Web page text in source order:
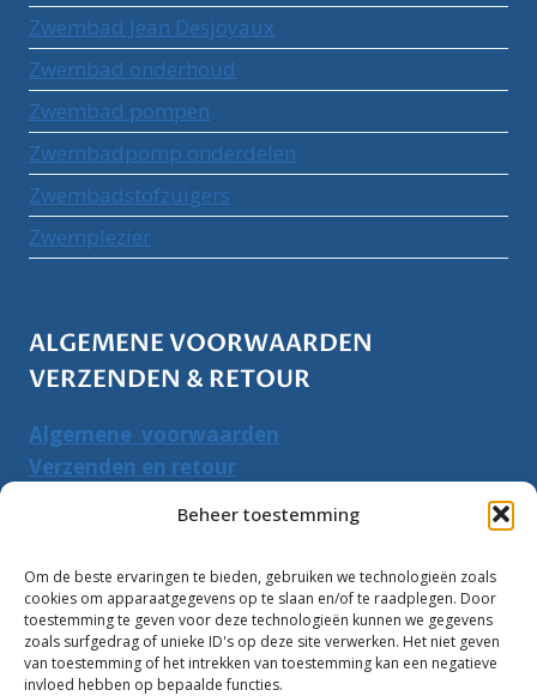
Beheer toestemming
Om de beste ervaringen te bieden, gebruiken we technologieën zoals
cookies om apparaatgegevens op te slaan en/of te raadplegen. Door
toestemming te geven voor deze technologieën kunnen we gegevens
zoals surfgedrag of unieke ID's op deze site verwerken. Het niet geven
van toestemming of het intrekken van toestemming kan een negatieve
invloed hebben op bepaalde functies.
Zwembad Jean Desjoyaux
Zwembad onderhoud
Zwembad pompen
Zwembadpomp onderdelen
Zwembadstofzuigers
Zwemplezier
ALGEMENE VOORWAARDEN
VERZENDEN & RETOUR
Algemene voorwaarden
Verzenden en retour
PRODUCTEN ZOEKEN
Zoeken
naar:
Zoeken